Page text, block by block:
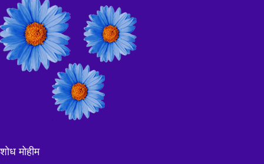
शोध मोहीम